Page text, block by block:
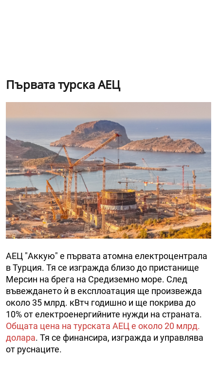
Първата турска АЕЦ
АЕЦ "Аккую" е първата атомна електроцентрала
в Турция. Тя се изгражда близо до пристанище
Мерсин на брега на Средиземно море. След
въвеждането ѝ в експлоатация ще произвежда
около 35 млрд. кВтч годишно и ще покрива до
10% от електроенергийните нужди на страната.
Общата цена на турската АЕЦ е около 20 млрд.
долара. Тя се финансира, изгражда и управлява
от руснаците.